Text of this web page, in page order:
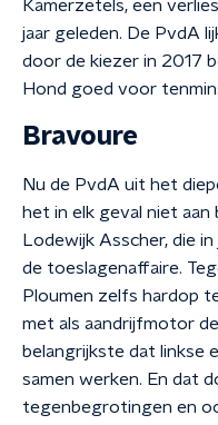
Kamerzetels, een
jaar geleden. De PvdA
door de kiezer in 2017
Hond goed voor
Bravoure
Nu de PvdA uit het
het in elk geval niet
Lodewijk Asscher, die
de toeslagenaffaire.
Ploumen zelfs hardop
met als aandrijfmotor
belangrijkste dat linkse
samen werken. En dat
tegenbegrotingen en